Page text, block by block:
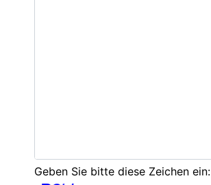
Geben Sie bitte diese Zeichen ein: